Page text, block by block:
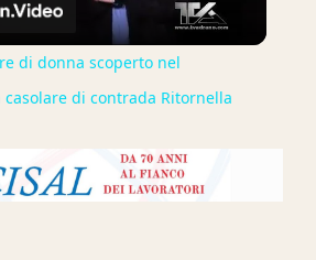
Video
di donna scoperto nel
di contrada Ritornella